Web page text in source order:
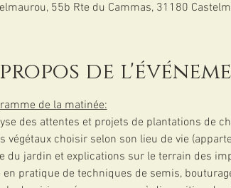
55b Rte du Cammas, 31180
de
de la matinée:
des attentes et projets de plantations de
végétaux choisir selon son lieu de vie
du jardin et explications sur le terrain des
en pratique de techniques de semis,